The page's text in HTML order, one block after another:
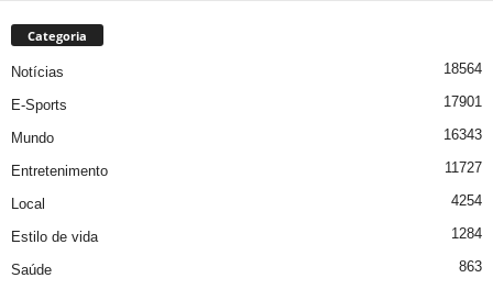
Categoria
Notícias 18564
E-Sports 17901
Mundo 16343
Entretenimento 11727
Local 4254
Estilo de vida 1284
Saúde 863